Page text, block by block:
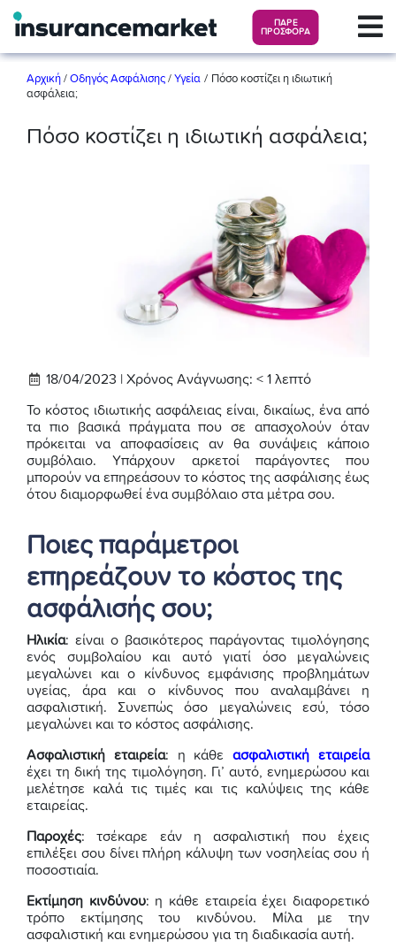
ΠΑΡΕ
ΠΡΟΣΦΟΡΑ
Αρχική / Οδηγός Ασφάλισης / Υγεία / Πόσο κοστίζει η ιδιωτική
ασφάλεια;
Πόσο κοστίζει η ιδιωτική ασφάλεια;
18/04/2023 | Χρόνος Ανάγνωσης: < 1 λεπτό
Το κόστος ιδιωτικής ασφάλειας είναι, δικαίως, ένα από
τα πιο βασικά πράγματα που σε απασχολούν όταν
πρόκειται να αποφασίσεις αν θα συνάψεις κάποιο
συμβόλαιο. Υπάρχουν αρκετοί παράγοντες που
μπορούν να επηρεάσουν το κόστος της ασφάλισης έως
ότου διαμορφωθεί ένα συμβόλαιο στα μέτρα σου.
Ποιες παράμετροι
επηρεάζουν το κόστος της
ασφάλισής σου;
Ηλικία: είναι ο βασικότερος παράγοντας τιμολόγησης
ενός συμβολαίου και αυτό γιατί όσο μεγαλώνεις
μεγαλώνει και ο κίνδυνος εμφάνισης προβλημάτων
υγείας, άρα και ο κίνδυνος που αναλαμβάνει η
ασφαλιστική. Συνεπώς όσο μεγαλώνεις εσύ, τόσο
μεγαλώνει και το κόστος ασφάλισης.
Ασφαλιστική εταιρεία: η κάθεασφαλιστική εταιρεία
έχει τη δική της τιμολόγηση. Γι’ αυτό, ενημερώσου και
μελέτησε καλά τις τιμές και τις καλύψεις της κάθε
εταιρείας.
Παροχές: τσέκαρε εάν η ασφαλιστική που έχεις
επιλέξει σου δίνει πλήρη κάλυψη των νοσηλείας σου ή
ποσοστιαία.
Εκτίμηση κινδύνου: η κάθε εταιρεία έχει διαφορετικό
τρόπο εκτίμησης του κινδύνου. Μίλα με την
ασφαλιστική και ενημερώσου για τη διαδικασία αυτή.